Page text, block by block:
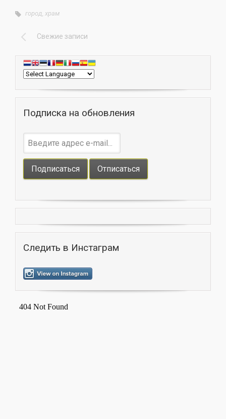
город храм
Свежие записи
Подписка на обновления
Следить в Инстаграм